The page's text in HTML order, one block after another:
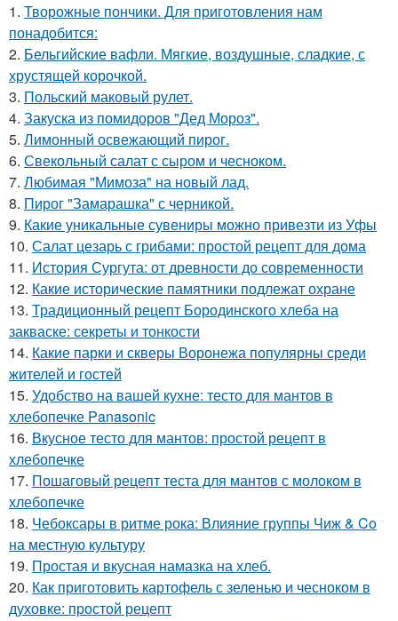
1. Творожные пончики. Для приготовления нам
понадобится:
2. Бельгийские вафли. Мягкие, воздушные, сладкие, с
хрустящей корочкой.
3. Польский маковый рулет.
4. Закуска из помидоров "Дед Мороз".
5. Лимонный освежающий пирог.
6. Свекольный салат с сыром и чесноком.
7. Любимая "Мимоза" на новый лад.
8. Пирог "Замарашка" с черникой.
9. Какие уникальные сувениры можно привезти из Уфы
10. Салат цезарь с грибами: простой рецепт для дома
11. История Сургута: от древности до современности
12. Какие исторические памятники подлежат охране
13. Традиционный рецепт Бородинского хлеба на
закваске: секреты и тонкости
14. Какие парки и скверы Воронежа популярны среди
жителей и гостей
15. Удобство на вашей кухне: тесто для мантов в
хлебопечке Panasonic
16. Вкусное тесто для мантов: простой рецепт в
хлебопечке
17. Пошаговый рецепт теста для мантов с молоком в
хлебопечке
18. Чебоксары в ритме рока: Влияние группы Чиж & Co
на местную культуру
19. Простая и вкусная намазка на хлеб.
20. Как приготовить картофель с зеленью и чесноком в
духовке: простой рецепт